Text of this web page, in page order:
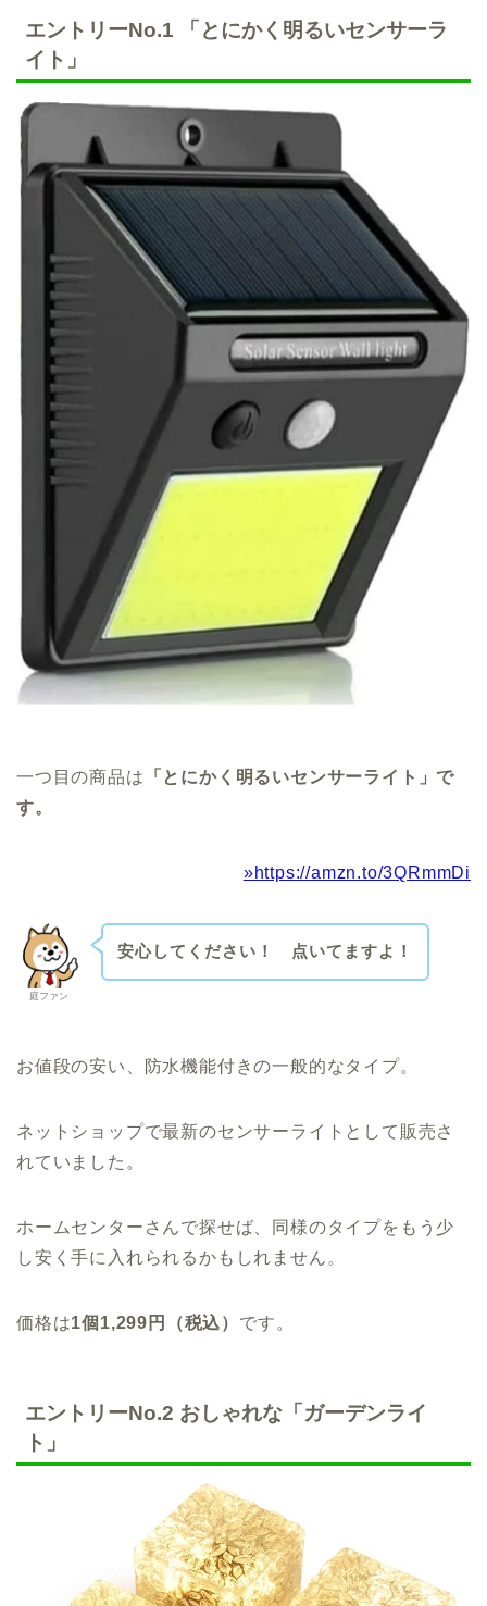
エントリーNo.1 「とにかく明るいセンサーラ
イト」
一つ目の商品は 「とにかく明るいセンサーライト」で
す。
»https://amzn.to/3QRmmDi
庭ファン
安心してください！ 点いてますよ！
お値段の安い、防水機能付きの一般的なタイプ。
ネットショップで最新のセンサーライトとして販売さ
れていました。
ホームセンターさんで探せば、同様のタイプをもう少
し安く手に入れられるかもしれません。
価格は1個 1,299 円（税込） です。
エントリーNo.2 おしゃれな「ガーデンライ
ト」